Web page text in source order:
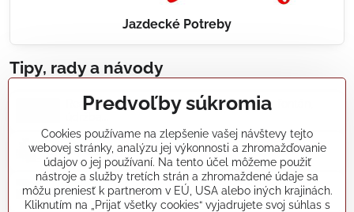
Jazdecké Potreby
Tipy, rady a návody
Realizácie záhradných jazierok, bazénov, fontán,
Články a blogy
Rady a návody
Predvoľby súkromia
Cookies používame na zlepšenie vašej návštevy tejto
webovej stránky, analýzu jej výkonnosti a zhromažďovanie
údajov o jej používaní. Na tento účel môžeme použiť
nástroje a služby tretích strán a zhromaždené údaje sa
môžu preniesť k partnerom v EÚ, USA alebo iných krajinách.
Kliknutím na „Prijať všetky cookies“ vyjadrujete svoj súhlas s